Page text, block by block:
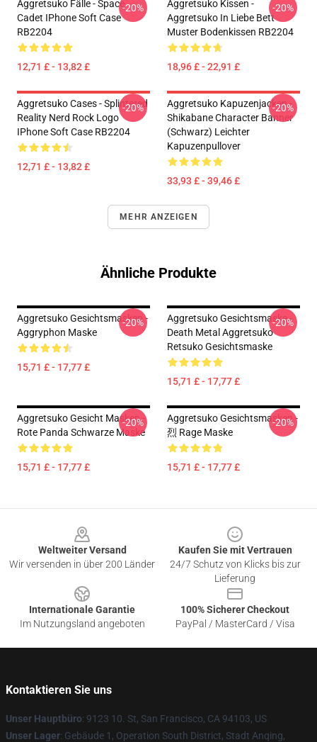
Aggretsuko Fälle - Space
Cadet IPhone Soft Case
RB2204
12,71 £ - 13,82 £
-20%
Aggretsuko Kissen -
Aggretsuko In Liebe Bett
Muster Bodenkissen RB2204
18,96 £ - 22,91 £
-20%
Aggretsuko Cases - Splintered
Reality Nerd Rock Logo
IPhone Soft Case RB2204
12,71 £ - 13,82 £
-20%
Aggretsuko Kapuzenjacken -
Shikabane Character Banner
(Schwarz) Leichter
Kapuzenpullover
33,93 £ - 39,46 £
-20%
MEHR ANZEIGEN
Ähnliche Produkte
Aggretsuko Gesichtsmasken -
Aggryphon Maske
15,71 £ - 17,77 £
-20%
Aggretsuko Gesichtsmaske -
Death Metal Aggretsuko
Retsuko Gesichtsmaske
15,71 £ - 17,77 £
-20%
Aggretsuko Gesicht Masken -
Rote Panda Schwarze Maske
15,71 £ - 17,77 £
-20%
Aggretsuko Gesichtsmasken -
烈 Rage Maske
15,71 £ - 17,77 £
-20%
Weltweiter Versand
Wir versenden in über 200 Länder
Kaufen Sie mit Vertrauen
24/7 Schutz von Klicks bis zur
Lieferung
Internationale Garantie
Im Nutzungsland angeboten
100% Sicherer Checkout
PayPal / MasterCard / Visa
Kontaktieren Sie uns
Unser Hauptbüro: 9123 10. St, San Francisco, CA 94103, US
Unser Lager: Gebäude 1, Operation South District, Stadt Anqing,